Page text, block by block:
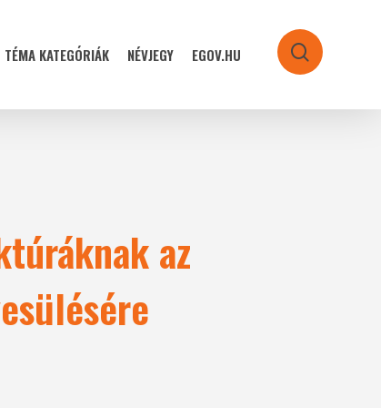
TÉMA KATEGÓRIÁK NÉVJEGY EGOV.HU search
az